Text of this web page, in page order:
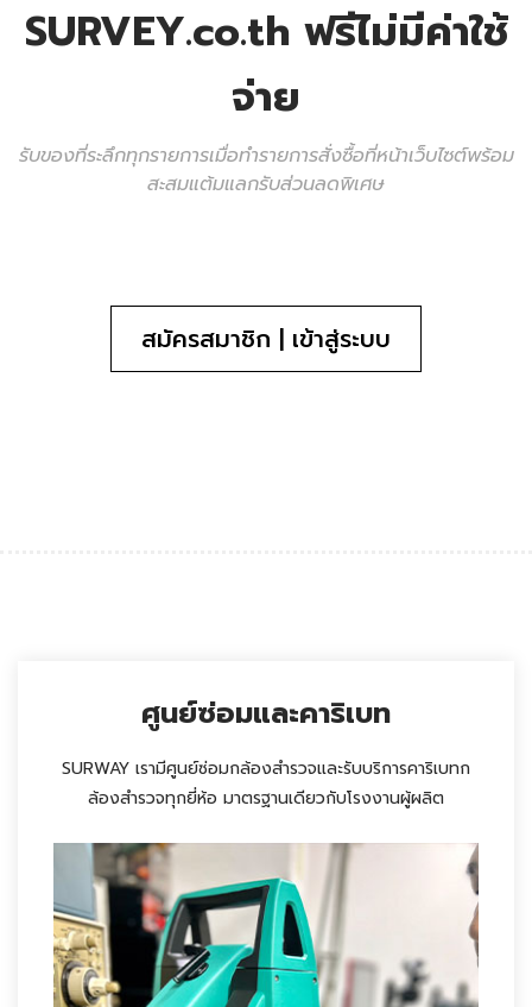
SURVEY.co.th ฟรีไม่มีค่าใช้
จ่าย
รับของที่ระลึกทุกรายการเมื่อทำรายการสั่งซื้อที่หน้าเว็บไซต์พร้อม
สะสมแต้มแลกรับส่วนลดพิเศษ
สมัครสมาชิก | เข้าสู่ระบบ
ศูนย์ซ่อมและคาริเบท
SURWAY เรามีศูนย์ซ่อมกล้องสำรวจและรับบริการคาริเบทก
ล้องสำรวจทุกยี่ห้อ มาตรฐานเดียวกับโรงงานผู้ผลิต